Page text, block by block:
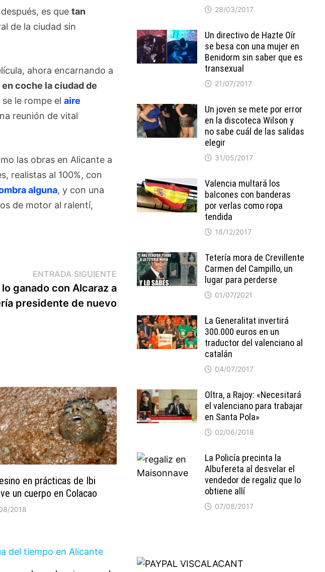
es quetan
de la ciudad sin
ahora encarnando a
coche la ciudad de
se le rompe elaire
reunión de vital
las obras en Alicante a
realistas al 100%, con
alguna, y con una
de motor al ralentí,
ENTRADA SIGUIENTEEntrada
siguiente:
ganado con Alcaraz a
presidente de nuevo
en prácticas de Ibi
un cuerpo en Colacao
2018
28/03/2017
Un directivo de Hazte Oír
se besa con una mujer en
Benidorm sin saber que es
transexual
21/07/2017
Un joven se mete por error
en la discoteca Wilson y
no sabe cuál de las salidas
elegir
31/05/2017
Valencia multará los
balcones con banderas
por verlas como ropa
tendida
18/12/2017
Tetería mora de Crevillente
Carmen del Campillo, un
lugar para perderse
01/07/2021
La Generalitat invertirá
300.000 euros en un
traductor del valenciano al
catalán
04/07/2017
Oltra, a Rajoy: «Necesitará
el valenciano para trabajar
en Santa Pola»
02/06/2018
La Policía precinta la
Albufereta al desvelar el
vendedor de regaliz que lo
obtiene allí
07/08/2017